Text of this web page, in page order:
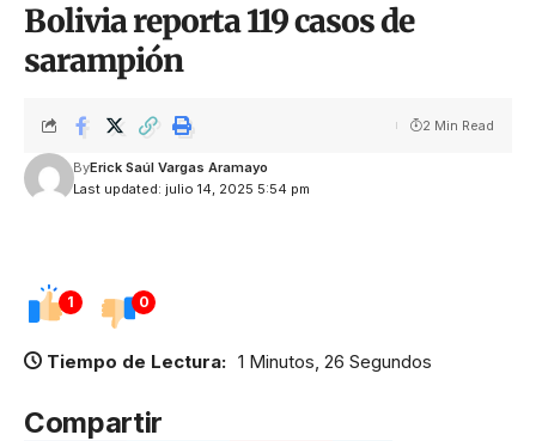
Bolivia reporta 119 casos de
sarampión
Last updated: julio 14, 2025 5:54 pm
ByErick Saúl Vargas Aramayo
2 Min Read
1 0
Tiempo de Lectura: 1 Minutos, 26 Segundos
Compartir